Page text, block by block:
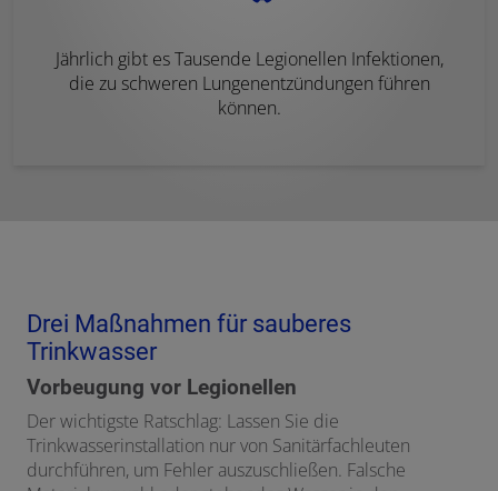
Jährlich gibt es Tausende Legionellen Infektionen,
die zu schweren Lungenentzündungen führen
können.
Drei Maßnahmen für sauberes
Trinkwasser
Vorbeugung vor Legionellen
Der wichtigste Ratschlag: Lassen Sie die
Trinkwasserinstallation nur von Sanitärfachleuten
durchführen, um Fehler auszuschließen. Falsche